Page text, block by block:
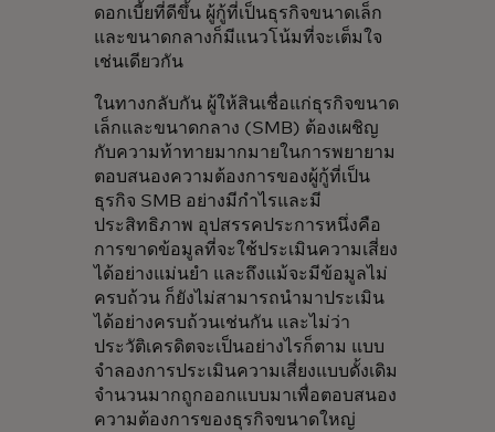
ดอกเบี้ยที่ดีขึ้น ผู้กู้ที่เป็นธุรกิจขนาดเล็ก
และขนาดกลางก็มีแนวโน้มที่จะเต็มใจ
เช่นเดียวกัน
ในทางกลับกัน ผู้ให้สินเชื่อแก่ธุรกิจขนาด
เล็กและขนาดกลาง (SMB) ต้องเผชิญ
กับความท้าทายมากมายในการพยายาม
ตอบสนองความต้องการของผู้กู้ที่เป็น
ธุรกิจ SMB อย่างมีกำไรและมี
ประสิทธิภาพ อุปสรรคประการหนึ่งคือ
การขาดข้อมูลที่จะใช้ประเมินความเสี่ยง
ได้อย่างแม่นยำ และถึงแม้จะมีข้อมูลไม่
ครบถ้วน ก็ยังไม่สามารถนำมาประเมิน
ได้อย่างครบถ้วนเช่นกัน และไม่ว่า
ประวัติเครดิตจะเป็นอย่างไรก็ตาม แบบ
จำลองการประเมินความเสี่ยงแบบดั้งเดิม
จำนวนมากถูกออกแบบมาเพื่อตอบสนอง
ความต้องการของธุรกิจขนาดใหญ่